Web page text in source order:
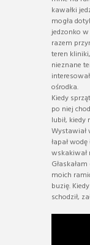
kawałki
mogła
jedzonko
razem
teren
nieznane
ośrodka.
Kiedy
po niej
lubił,
Wystawiał
łapał
wskakiwał
moich
buzię.
schodził,